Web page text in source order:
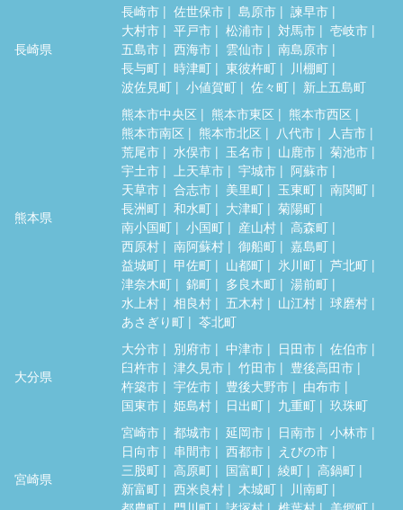
長崎県
長崎市 佐世保市 島原市
諫早市
大村市
平戸市 松浦市 対馬市
壱岐市
五島市
西海市 雲仙市
南島原市
長与町
時津町 東彼杵町
川棚町
波佐見町
小値賀町 佐々町 新上五島町
熊本県
熊本市中央区 熊本市東区
熊本市西区
熊本市南区
熊本市北区 八代市
人吉市
荒尾市
水俣市 玉名市 山鹿市
菊池市
宇土市
上天草市 宇城市
阿蘇市
天草市
合志市 美里町 玉東町
南関町
長洲町
和水町 大津町
菊陽町
南小国町
小国町 産山村
高森町
西原村
南阿蘇村 御船町
嘉島町
益城町
甲佐町 山都町 氷川町
芦北町
津奈木町
錦町 多良木町
湯前町
水上村
相良村 五木村 山江村
球磨村
あさぎり町
苓北町
大分県
大分市 別府市 中津市 日田市
佐伯市
臼杵市
津久見市 竹田市
豊後高田市
杵築市
宇佐市 豊後大野市
由布市
国東市
姫島村 日出町 九重町 玖珠町
宮崎県
宮崎市 都城市 延岡市 日南市
小林市
日向市
串間市 西都市
えびの市
三股町
高原町 国富町 綾町
高鍋町
新富町
西米良村 木城町
川南町